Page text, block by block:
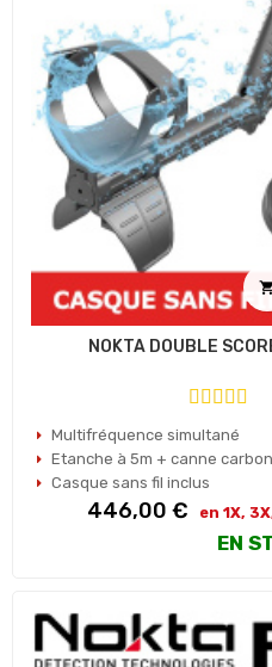

NOKTA DOUBLE
Multifréquence simultané
Etanche à 5m + canne
Casque sans fil inclus
Prix
446,00 € en 1X,
EN